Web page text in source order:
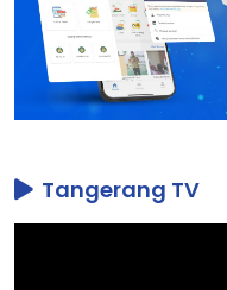
Tangerang TV